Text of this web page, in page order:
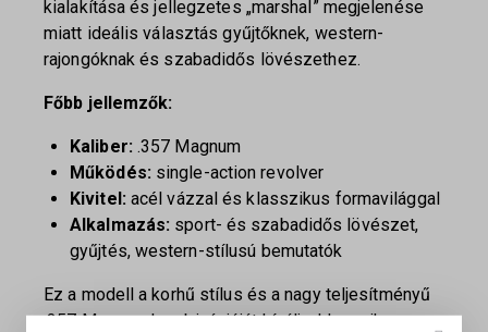
kialakítása és jellegzetes „marshal” megjelenése
miatt ideális választás gyűjtőknek, western-
rajongóknak és szabadidős lövészethez.
Főbb jellemzők:
Kaliber: .357 Magnum
Működés: single-action revolver
Kivitel: acél vázzal és klasszikus formavilággal
Alkalmazás: sport- és szabadidős lövészet,
gyűjtés, western-stílusú bemutatók
Ez a modell a korhű stílus és a nagy teljesítményű
.357 Magnum kombinációját kínálja, klasszikus